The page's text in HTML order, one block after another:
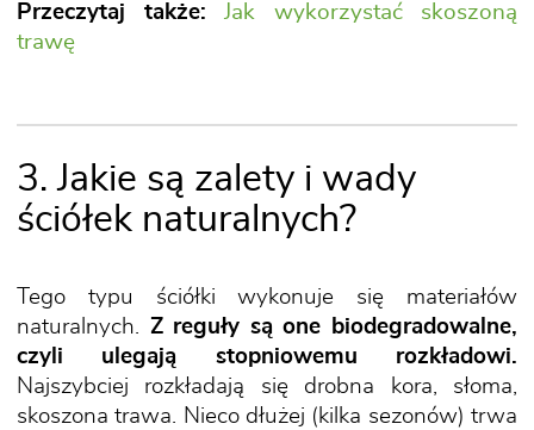
Przeczytaj także:
Jak wykorzystać skoszoną
trawę
3. Jakie są zalety i wady
ściółek naturalnych?
Tego typu ściółki wykonuje się materiałów
naturalnych. Z reguły są one biodegradowalne,
czyli ulegają stopniowemu rozkładowi.
Najszybciej rozkładają się drobna kora, słoma,
skoszona trawa. Nieco dłużej (kilka sezonów) trwa